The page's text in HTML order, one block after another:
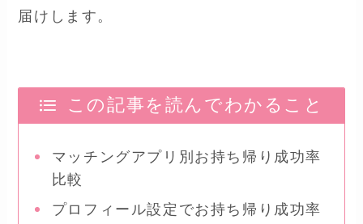
届けします。
この記事を読んでわかること
マッチングアプリ別お持ち帰り成功率
比較
プロフィール設定でお持ち帰り成功率